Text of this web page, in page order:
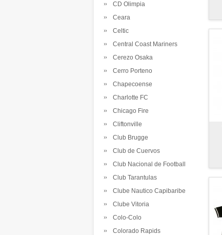
CD Olimpia
Ceara
Celtic
Central Coast Mariners
Cerezo Osaka
Cerro Porteno
Chapecoense
Charlotte FC
Chicago Fire
Cliftonville
Club Brugge
Club de Cuervos
Club Nacional de Football
Club Tarantulas
Clube Nautico Capibaribe
Clube Vitoria
Colo-Colo
Colorado Rapids